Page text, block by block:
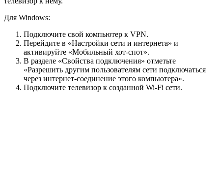
Для Windows:
Подключите свой компьютер к VPN.
Перейдите в «Настройки сети и интернета» и
активируйте «Мобильный хот-спот».
В разделе «Свойства подключения» отметьте
«Разрешить другим пользователям сети подключаться
через интернет-соединение этого компьютера».
Подключите телевизор к созданной Wi-Fi сети.